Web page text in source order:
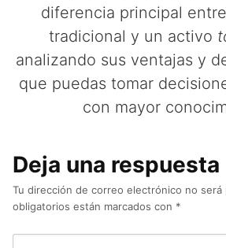
diferencia principal
tradicional y un activo
analizando sus ventajas y
que puedas tomar
con mayor
Deja una respuesta
Tu dirección de correo electrónico no será
obligatorios están marcados con *